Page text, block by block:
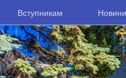
Вступникам